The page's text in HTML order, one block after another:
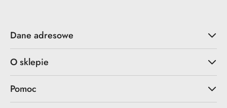
Dane adresowe
O sklepie
Pomoc